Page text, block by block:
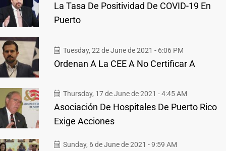
La Tasa De Positividad De COVID-19 En
Puerto
Tuesday, 22 de June de 2021 - 6:06 PM
Ordenan A La CEE A No Certificar A
Thursday, 17 de June de 2021 - 4:45 AM
Asociación De Hospitales De Puerto Rico
Exige Acciones
Sunday, 6 de June de 2021 - 9:59 AM